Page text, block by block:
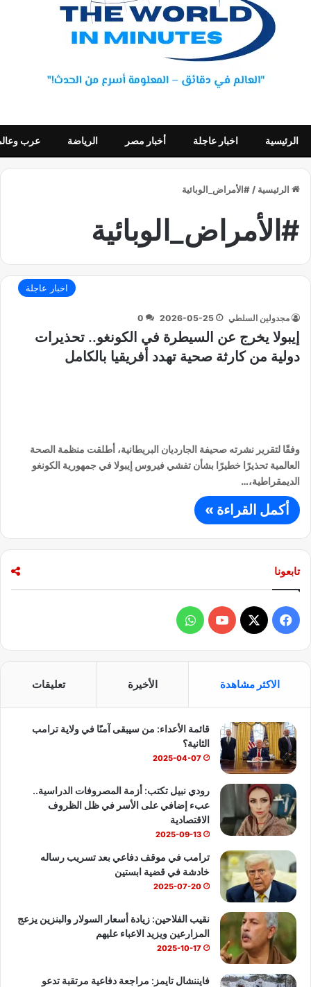
الرئيسية اخبار عاجلة أخبار مصر الرياضة عرب
الرئيسية / #الأمراض_الوبائية
#الأمراض_الوبائية
اخبار عاجلة
مجدولين السلطي 2026-05-25
0
إيبولا يخرج عن السيطرة في الكونغو.. تحذيرات
دولية من كارثة صحية تهدد أفريقيا بالكامل
وفقًا لتقرير نشرته صحيفة الجارديان البريطانية، أطلقت منظمة الصحة
العالمية تحذيرًا خطيرًا بشأن تفشي فيروس إيبولا في جمهورية الكونغو
الديمقراطية،…
أكمل القراءة »
تابعونا
ي
و
ك
X
Y
T
u
e
ا
ا
ب
الاكثر مشاهدة الأخيرة تعليقات
قائمة الأعداء: من سيبقى آمنًا في ولاية ترامب
الثانية؟
2025-04-07
رودي نبيل تكتب: أزمة المصروفات الدراسية..
عبء إضافي على الأسر في ظل الظروف
الاقتصادية
2025-09-13
ترامب في موقف دفاعي بعد تسريب رساله
خادشة في قضية ابستين
2025-07-20
نقيب الفلاحين: زيادة أسعار السولار والبنزين يزعج
المزارعين ويزيد الاعباء عليهم
2025-10-17
فايننشال تايمز: مراجعة دفاعية مرتقبة تدعو